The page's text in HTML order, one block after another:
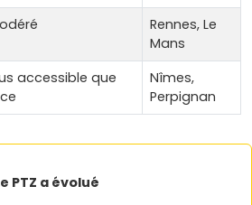
Rennes, Le
Mans
accessible que
Nîmes,
Perpignan
PTZ a évolué